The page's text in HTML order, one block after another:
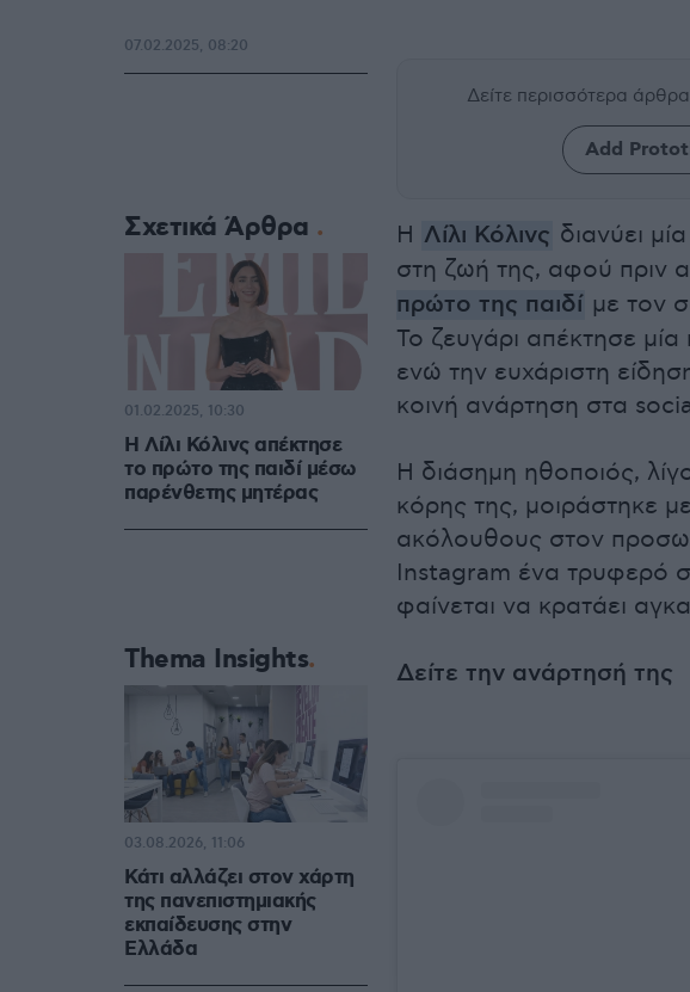
Δείτε περισσότερα
Add
Η Λίλι Κόλινς διανύει
στη ζωή της, αφού πριν
πρώτο της παιδί με τον
Το ζευγάρι απέκτησε
ενώ την ευχάριστη
κοινή ανάρτηση στα
Η διάσημη ηθοποιός,
κόρης της, μοιράστηκε
ακόλουθους στον
Instagram ένα τρυφερό
φαίνεται να κρατάει
Δείτε την ανάρτησή της
07.02.2025, 08:20
Σχετικά Άρθρα
Η Λίλι Κόλινς απέκτησε
το πρώτο της παιδί μέσω
παρένθετης μητέρας
01.02.2025, 10:30
Thema Insights
Κάτι αλλάζει στον χάρτη
της πανεπιστημιακής
εκπαίδευσης στην
Ελλάδα
03.08.2026, 11:06